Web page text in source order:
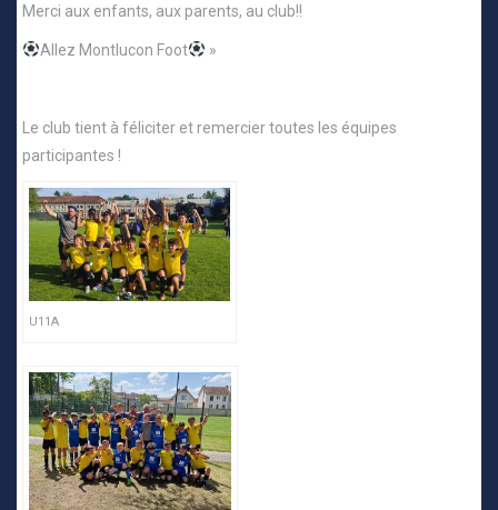
Merci aux enfants, aux parents, au club!!
Allez Montlucon Foot »
Le club tient à féliciter et remercier toutes les équipes
participantes !
U11A